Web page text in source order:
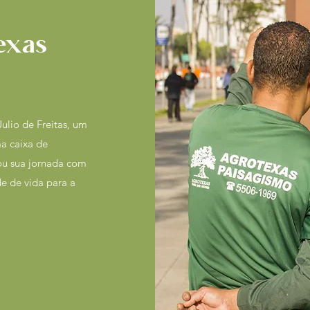
de Freitas, um
caixa de
sua jornada com
de vida para a